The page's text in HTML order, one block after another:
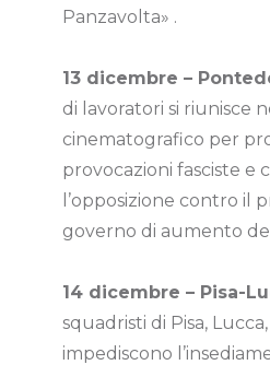
Panzavolta» .
13 dicembre –
di lavoratori si riunisce
cinematografico per
provocazioni fasciste e
l’opposizione contro il
governo di aumento
14 dicembre – Pisa-
squadristi di Pisa,
impediscono